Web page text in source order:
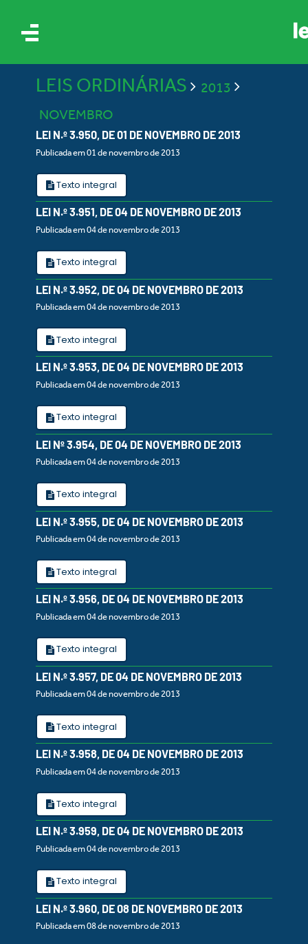
LEIS ORDINÁRIAS
2013
NOVEMBRO
LEI N.º 3.950, DE 01 DE NOVEMBRO DE 2013
Publicada em 01 de novembro de 2013
Texto integral
LEI N.º 3.951, DE 04 DE NOVEMBRO DE 2013
Publicada em 04 de novembro de 2013
Texto integral
LEI N.º 3.952, DE 04 DE NOVEMBRO DE 2013
Publicada em 04 de novembro de 2013
Texto integral
LEI N.º 3.953, DE 04 DE NOVEMBRO DE 2013
Publicada em 04 de novembro de 2013
Texto integral
LEI Nº 3.954, DE 04 DE NOVEMBRO DE 2013
Publicada em 04 de novembro de 2013
Texto integral
LEI N.º 3.955, DE 04 DE NOVEMBRO DE 2013
Publicada em 04 de novembro de 2013
Texto integral
LEI N.º 3.956, DE 04 DE NOVEMBRO DE 2013
Publicada em 04 de novembro de 2013
Texto integral
LEI N.º 3.957, DE 04 DE NOVEMBRO DE 2013
Publicada em 04 de novembro de 2013
Texto integral
LEI N.º 3.958, DE 04 DE NOVEMBRO DE 2013
Publicada em 04 de novembro de 2013
Texto integral
LEI N.º 3.959, DE 04 DE NOVEMBRO DE 2013
Publicada em 04 de novembro de 2013
Texto integral
LEI N.º 3.960, DE 08 DE NOVEMBRO DE 2013
Publicada em 08 de novembro de 2013